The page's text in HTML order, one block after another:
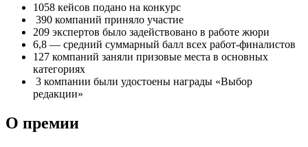
1058 кейсов подано на конкурс
390 компаний приняло участие
209 экспертов было задействовано в работе жюри
6,8 — средний суммарный балл всех работ-финалистов
127 компаний заняли призовые места в основных
категориях
3 компании были удостоены награды «Выбор
редакции»
О премии